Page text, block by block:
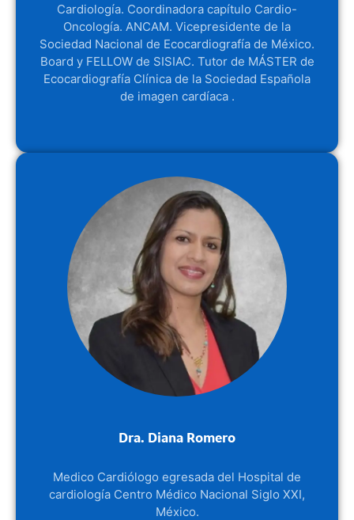
Cardiología. Coordinadora capítulo Cardio-
Oncología. ANCAM. Vicepresidente de la
Sociedad Nacional de Ecocardiografía de México.
Board y FELLOW de SISIAC. Tutor de MÁSTER de
Ecocardiografía Clínica de la Sociedad Española
de imagen cardíaca .
Dra. Diana Romero
Medico Cardiólogo egresada del Hospital de
cardiología Centro Médico Nacional Siglo XXI,
México.